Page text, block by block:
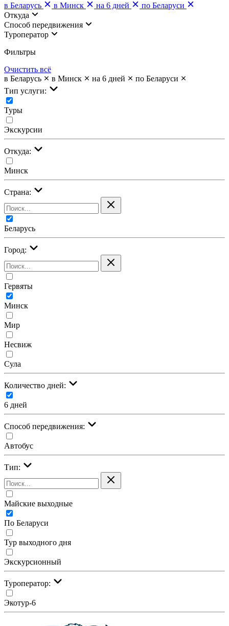
в Беларусь
в Минск на 6 дней
по Беларуси
Откуда
Cпособ передвижения
Туроператор
Фильтры
Очистить всё
в Беларусь
в Минск на 6 дней
по Беларуси
Тип услуги:
Туры
Экскурсии
Откуда:
Минск
Страна:
Беларусь
Город:
Гервяты
Минск
Мир
Несвиж
Сула
Количество дней:
6 дней
Cпособ передвижения:
Автобус
Тип:
Майские выходные
По Беларуси
Тур выходного дня
Экскурсионный
Туроператор:
Экотур-6